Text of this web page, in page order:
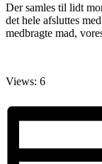
Der samles til lidt
det hele afsluttes
medbragte mad,
Views: 6